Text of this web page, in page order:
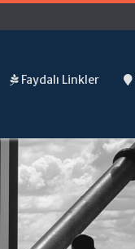
Faydalı Linkler